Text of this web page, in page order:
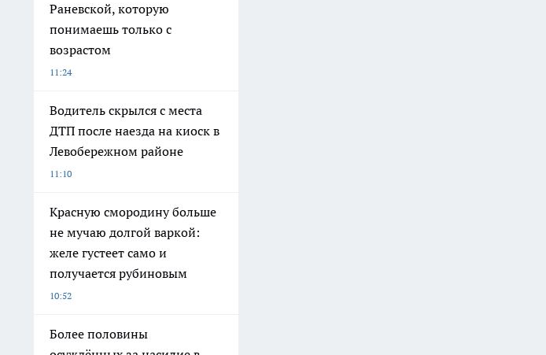
Раневской, которую
понимаешь только с
возрастом
11:24
Водитель скрылся с места
ДТП после наезда на киоск в
Левобережном районе
11:10
Красную смородину больше
не мучаю долгой варкой:
желе густеет само и
получается рубиновым
10:52
Более половины